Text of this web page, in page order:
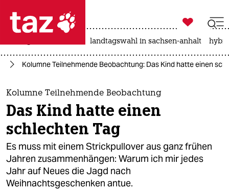
 taz zahl ich
taz zahl ich
themen
politik
öko
gesellschaft
kultur

taz zahl ich
landtagswahl in sachsen-anhalt
Kolumne Teilnehmende Beobachtung: Das Kind hatte einen
Kolumne Teilnehmende Beobachtung
Das Kind hatte einen
schlechten Tag
Es muss mit einem Strickpullover aus ganz frühen
Jahren zusammenhängen: Warum ich mir jedes
Jahr auf Neues die Jagd nach
Weihnachtsgeschenken antue.